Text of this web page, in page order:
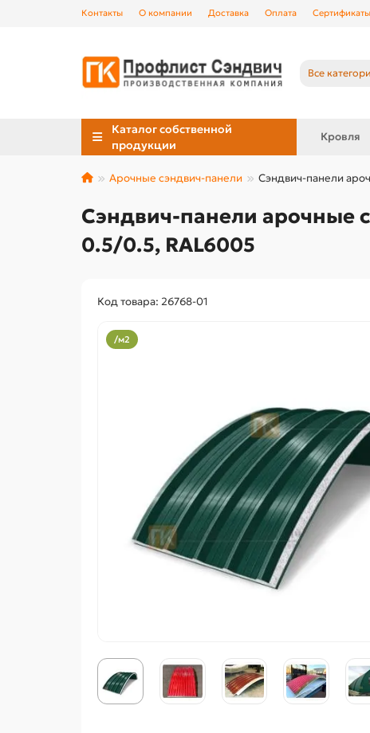
Контакты О компании Доставка Оплата Сертификаты
Все
Каталог собственной
продукции
Кровля
Арочные сэндвич-панели Сэндвич-панели
Сэндвич-панели арочные
0.5/0.5, RAL6005
Код товара: 26768-01
/м2